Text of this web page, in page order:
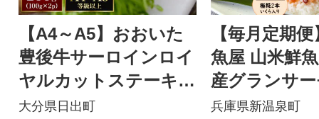
【A4～A5】おおいた
豊後牛サーロインロイ
ヤルカットステーキ 2
00g(100g×2p)
大分県日出町
【毎月定期
魚屋 山米鮮
産グランサ
便全4回
兵庫県新温泉町